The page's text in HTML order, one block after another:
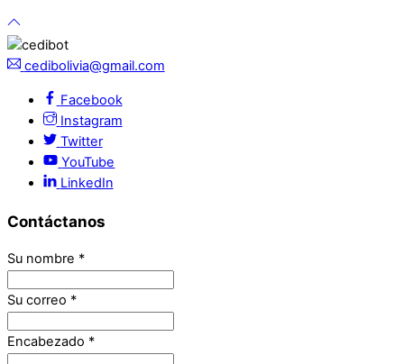
cedibolivia@gmail.com
Facebook
Instagram
Twitter
YouTube
LinkedIn
Contáctanos
Su nombre *
Su correo *
Encabezado *